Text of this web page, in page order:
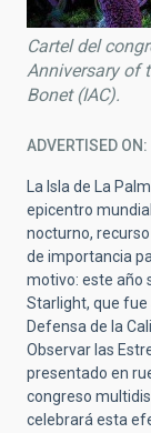
Cartel del
Anniversary of
Bonet (IAC).
ADVERTISED ON
La Isla de La
epicentro
nocturno,
de importancia
motivo: este año
Starlight, que fue
Defensa de la
Observar las
presentado en
congreso
celebrará esta